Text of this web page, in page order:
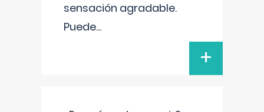
sensación agradable.
Puede...
+